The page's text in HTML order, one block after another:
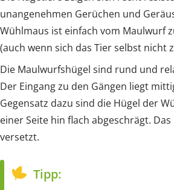
unangenehmen Gerüchen und
Wühlmaus ist einfach vom Maulwurf
(auch wenn sich das Tier selbst nicht
Die Maulwurfshügel sind rund und
Der Eingang zu den Gängen liegt
Gegensatz dazu sind die Hügel der
einer Seite hin flach abgeschrägt.
versetzt.
Tipp: